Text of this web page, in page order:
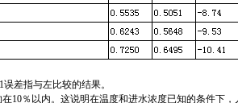
差指与左比较的结果。
％以内。这说明在温度和进水浓度已知的条件下，